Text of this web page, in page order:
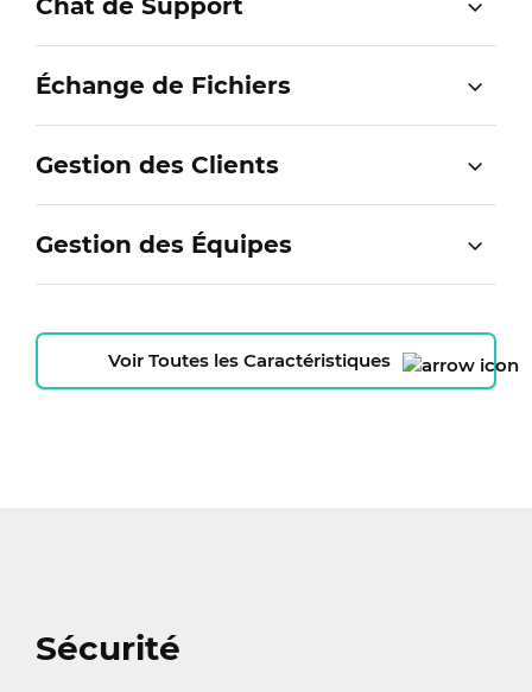
Échange de Fichiers
Gestion des Clients
Gestion des Équipes
Voir Toutes les Caractéristiques
Sécurité